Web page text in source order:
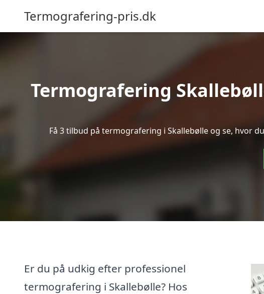
Termografering-pris.dk
Termografering
Få 3 tilbud på termografering i Skallebølle og se, hvor
Er du på udkig efter professionel
termografering i Skallebølle? Hos